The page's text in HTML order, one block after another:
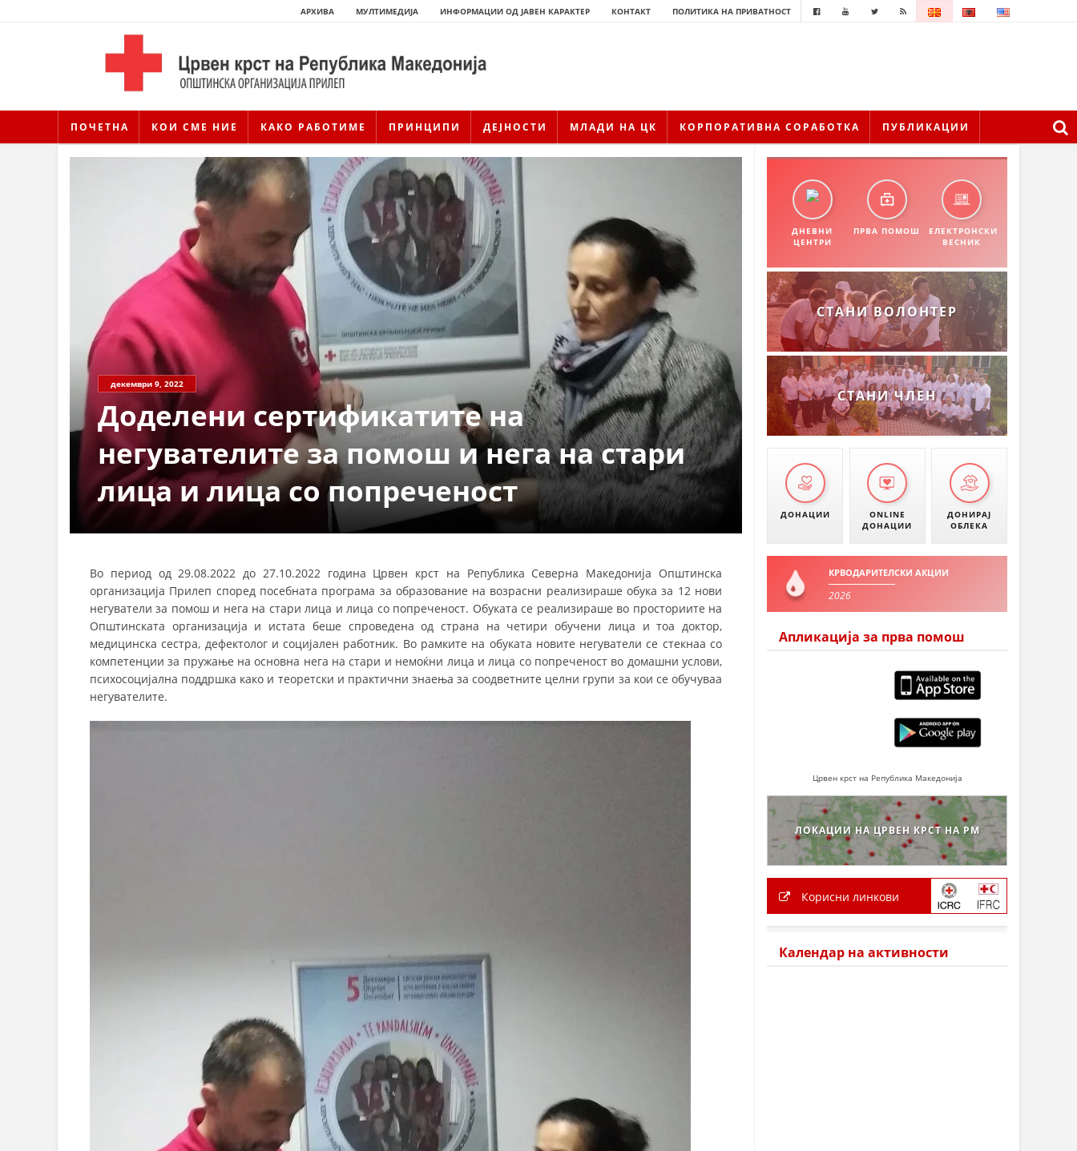
АРХИВА МУЛТИМЕДИЈА ИНФОРМАЦИИ ОД ЈАВЕН КАРАКТЕР КОНТАКТ ПОЛИТИКА НА ПРИВАТНОСТ
ПОЧЕТНА КОИ СМЕ НИЕ КАКО РАБОТИМЕ ПРИНЦИПИ ДЕЈНОСТИ МЛАДИ НА ЦК КОРПОРАТИВНА СОРАБОТКА ПУБЛИКАЦИИ
ИСТОРИЈАТ НА ЦКРСМ
ИСТОРИЈАТ НА ДВИЖЕЊЕТО
СТРУКТУРА НА ОРГАНИЗАЦИЈАТА
КОНТАКТ ИНФОРМАЦИИ
ЧЛЕНСТВО ВО ПРОФЕСИОНАЛНИ ТЕЛА
ЗАКОН ЗА ЦКРМ
ОРГАНИЗАЦИЈА И РАЗВОЈ
РАКОВОДЕН ОДБОР
СОБРАНИЕ
ИСТРАЖУВАЊЕ НА ЈАВНО МИСЛЕЊЕ
МЕЃУНАРОДНА СОРАБОТКА
ДОГОВОРИ
декември 9, 2022
Доделени сертификатите на
негувателите за помош и нега на стари
лица и лица со попреченост
Во период од 29.08.2022 до 27.10.2022 година Црвен крст на Република Северна Македонија Општинска
организација Прилеп според посебната програма за образование на возрасни реализираше обука за 12 нови
негуватели за помош и нега на стари лица и лица со попреченост. Обуката се реализираше во просториите на
Општинската организација и истата беше спроведена од страна на четири обучени лица и тоа доктор,
медицинска сестра, дефектолог и социјален работник. Во рамките на обуката новите негуватели се стекнаа со
компетенции за пружање на основна нега на стари и немоќни лица и лица со попреченост во домашни услови,
психосоцијална поддршка како и теоретски и практични знаења за соодветните целни групи за кои се обучуваа
негувателите.
ДНЕВНИ
ЦЕНТРИ
ПРВА ПОМОШ
ЕЛЕКТРОНСКИ
ВЕСНИК
СТАНИ ВОЛОНТЕР
СТАНИ ЧЛЕН
ДОНАЦИИ
ONLINE
ДОНАЦИИ
ДОНИРАЈ
ОБЛЕКА
КРВОДАРИТЕЛСКИ АКЦИИ
2026
Апликација за прва помош
Црвен крст на Република Македонија
ЛОКАЦИИ НА ЦРВЕН КРСТ НА РМ
Корисни линкови
Календар на активности